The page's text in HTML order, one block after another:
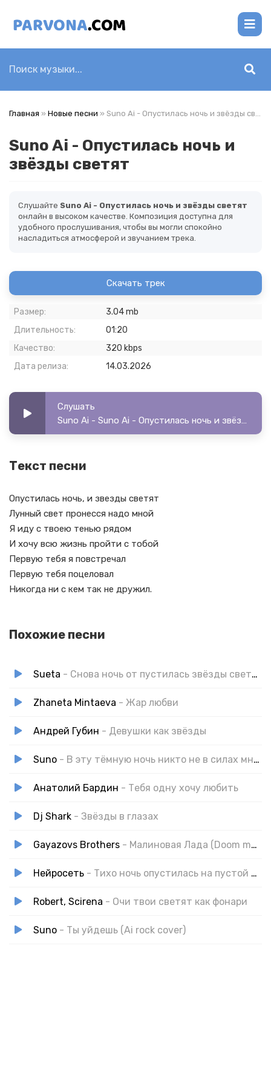
Главная » Новые песни » Suno Ai - Опустилась ночь и звёзды светят
Suno Ai - Опустилась ночь и
звёзды светят
Слушайте Suno Ai - Опустилась ночь и звёзды светят
онлайн в высоком качестве. Композиция доступна для
удобного прослушивания, чтобы вы могли спокойно
насладиться атмосферой и звучанием трека.
Скачать трек
Размер:
3.04 mb
Длительность:
01:20
Качество:
320 kbps
Дата релиза:
14.03.2026
Слушать
Suno Ai - Suno Ai - Опустилась ночь и звёзды светят
Текст песни
Опустилась ночь, и звезды светят
Лунный свет пронесся надо мной
Я иду с твоею тенью рядом
И хочу всю жизнь пройти с тобой
Первую тебя я повстречал
Первую тебя поцеловал
Никогда ни с кем так не дружил.
Похожие песни
Sueta - Снова ночь от пустилась звёзды светят светят так ярко мы с тобой
Zhaneta Mintaeva - Жар любви
Андрей Губин - Девушки как звёзды
Suno - В эту тёмную ночь никто не в силах мне помочь
Анатолий Бардин - Тебя одну хочу любить
Dj Shark - Звёзды в глазах
Gayazovs Brothers - Малиновая Лада (Doom metal cover)
Нейросеть - Тихо ночь опустилась на пустой бульвар
Robert, Scirena - Очи твои светят как фонари
Suno - Ты уйдешь (Ai rock cover)